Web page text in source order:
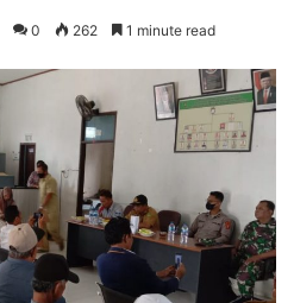
0 262 1 minute read